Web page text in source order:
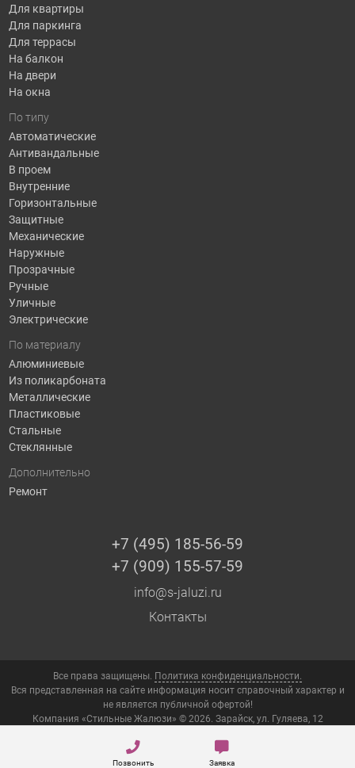
Для квартиры
Для паркинга
Для террасы
На балкон
На двери
На окна
По типу
Автоматические
Антивандальные
В проем
Внутренние
Горизонтальные
Защитные
Механические
Наружные
Прозрачные
Ручные
Уличные
Электрические
По материалу
Алюминиевые
Из поликарбоната
Металлические
Пластиковые
Стальные
Стеклянные
Дополнительно
Ремонт
+7 (495) 185-56-59
+7 (909) 155-57-59
info@s-jaluzi.ru
Контакты
Все права защищены. Политика конфиденциальности.
Вся представленная на сайте информация носит справочный характер и
не является публичной офертой!
Компания «Стильные Жалюзи» © 2026. Зарайск, ул. Гуляева, 12
Позвонить Заявка